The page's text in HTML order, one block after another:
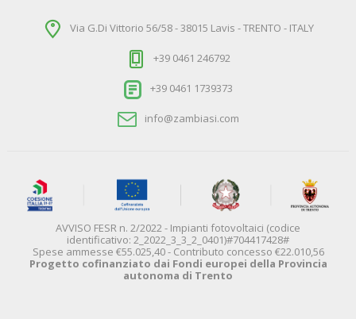
Via G.Di Vittorio 56/58 - 38015 Lavis - TRENTO - ITALY
+39 0461 246792
+39 0461 1739373
info@zambiasi.com
AVVISO FESR n. 2/2022 - Impianti fotovoltaici (codice
identificativo: 2_2022_3_3_2_0401)#704417428#
Spese ammesse €55.025,40 - Contributo concesso €22.010,56
Progetto cofinanziato dai Fondi europei della Provincia
autonoma di Trento